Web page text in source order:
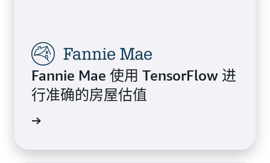
Fannie Mae 使用 TensorFlow 进
行准确的房屋估值